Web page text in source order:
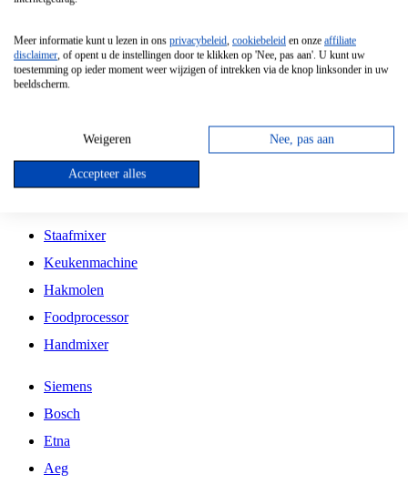
Vrijstaande Magnetron
Vrijstaande Kookplaat
Inbouw Gaskookplaat
Inbouw Keramische Kookplaat
Kookplaat Accessoires
Staafmixer
Keukenmachine
Hakmolen
Foodprocessor
Handmixer
Siemens
Bosch
Etna
Aeg
Meer informatie kunt u lezen in ons privacybeleid, cookiebeleid en onze affiliate
disclaimer, of opent u de instellingen door te klikken op 'Nee, pas aan'. U kunt uw
toestemming op ieder moment weer wijzigen of intrekken via de knop linksonder in uw
beeldscherm.
Weigeren Nee, pas aan
Accepteer alles